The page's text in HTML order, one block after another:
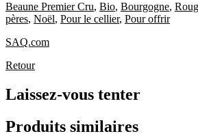
Beaune Premier Cru, Bio, Bourgogne,
pères, Noël, Pour le cellier, Pour offrir
SAQ.com
Retour
Laissez-vous tenter
Produits similaires